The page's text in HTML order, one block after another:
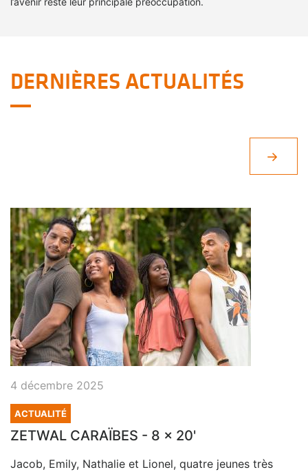
DERNIÈRES ACTUALITÉS
c
4 décembre 2025
ACTUALITÉ
ZETWAL CARAÏBES - 8 x 20'
Jacob, Emily, Nathalie et Lionel, quatre jeunes très